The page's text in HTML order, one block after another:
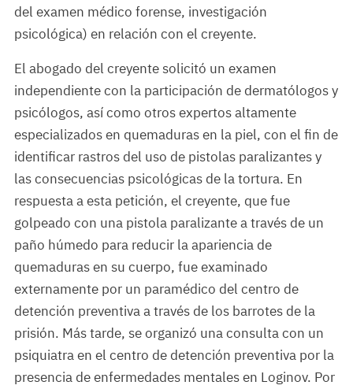
del examen médico forense, investigación
psicológica) en relación con el creyente.
El abogado del creyente solicitó un examen
independiente con la participación de dermatólogos y
psicólogos, así como otros expertos altamente
especializados en quemaduras en la piel, con el fin de
identificar rastros del uso de pistolas paralizantes y
las consecuencias psicológicas de la tortura. En
respuesta a esta petición, el creyente, que fue
golpeado con una pistola paralizante a través de un
paño húmedo para reducir la apariencia de
quemaduras en su cuerpo, fue examinado
externamente por un paramédico del centro de
detención preventiva a través de los barrotes de la
prisión. Más tarde, se organizó una consulta con un
psiquiatra en el centro de detención preventiva por la
presencia de enfermedades mentales en Loginov. Por